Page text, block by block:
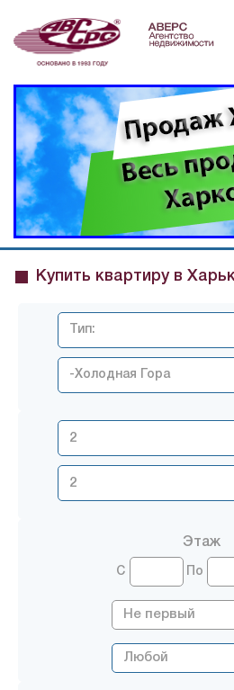
Купить квартиру в
Тип:
-Холодная Гора
Этаж
С По